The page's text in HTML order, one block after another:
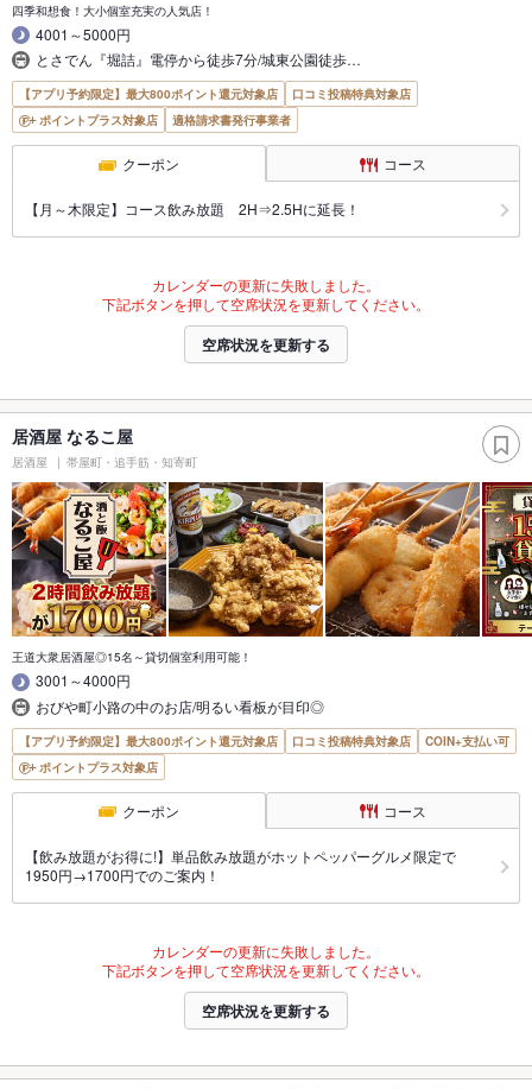
四季和想食！大小個室充実の人気店！
4001～5000円
とさでん『堀詰』電停から徒歩7分/城東公園徒歩…
【アプリ予約限定】最大800ポイント還元対象店
口コミ投稿特典対象店
ポイントプラス対象店
適格請求書発行事業者
クーポン コース
【月～木限定】コース飲み放題 2H⇒2.5Hに延長！
カレンダーの更新に失敗しました。
下記ボタンを押して空席状況を更新してください。
空席状況を更新する
居酒屋 なるこ屋
居酒屋 帯屋町・追手筋・知寄町
王道大衆居酒屋◎15名～貸切個室利用可能！
3001～4000円
おびや町小路の中のお店/明るい看板が目印◎
【アプリ予約限定】最大800ポイント還元対象店 口コミ投稿特典対象店
COIN+支払い可
ポイントプラス対象店
クーポン コース
【飲み放題がお得に!】単品飲み放題がホットペッパーグルメ限定で
1950円→1700円でのご案内！
カレンダーの更新に失敗しました。
下記ボタンを押して空席状況を更新してください。
空席状況を更新する